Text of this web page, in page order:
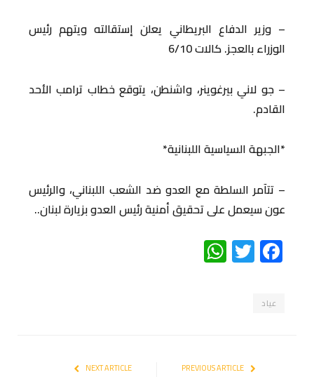
– وزير الدفاع البريطاني يعلن إستقالته ويتهم رئيس
الوزراء بالعجز. كالات 6/10
– جو لاني بيرغوينر، واشنطن، يتوقع خطاب ترامب الأحد
القادم.
*الجبهة السياسية اللبنانية*
– تتآمر السلطة مع العدو ضد الشعب اللبناني، والرئيس
عون سيعمل على تحقيق أمنية رئيس العدو بزيارة لبنان..
Facebook
Twitter
WhatsApp
عياد
NEXT ARTICLE